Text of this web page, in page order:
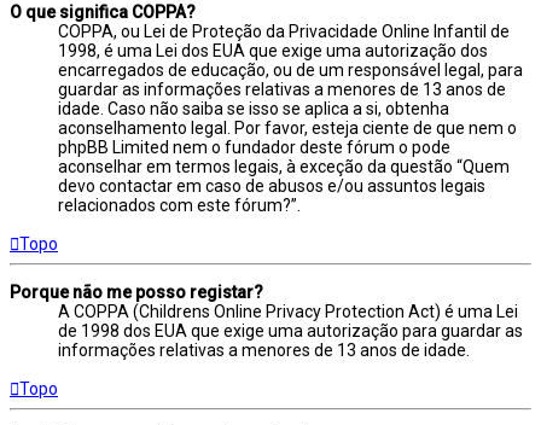
O que significa COPPA?
COPPA, ou Lei de Proteção da Privacidade Online Infantil de
1998, é uma Lei dos EUA que exige uma autorização dos
encarregados de educação, ou de um responsável legal, para
guardar as informações relativas a menores de 13 anos de
idade. Caso não saiba se isso se aplica a si, obtenha
aconselhamento legal. Por favor, esteja ciente de que nem o
phpBB Limited nem o fundador deste fórum o pode
aconselhar em termos legais, à exceção da questão “Quem
devo contactar em caso de abusos e/ou assuntos legais
relacionados com este fórum?”.
Topo
Porque não me posso registar?
A COPPA (Childrens Online Privacy Protection Act) é uma Lei
de 1998 dos EUA que exige uma autorização para guardar as
informações relativas a menores de 13 anos de idade.
Topo